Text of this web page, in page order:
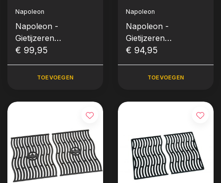
Napoleon
Napoleon -
Gietijzeren
grillrooster voor Ø
kettles
€ 99,95
TOEVOEGEN
Napoleon
Napoleon -
Gietijzeren
grillroosters voor
425 (per set)
€ 94,95
TOEVOEGEN